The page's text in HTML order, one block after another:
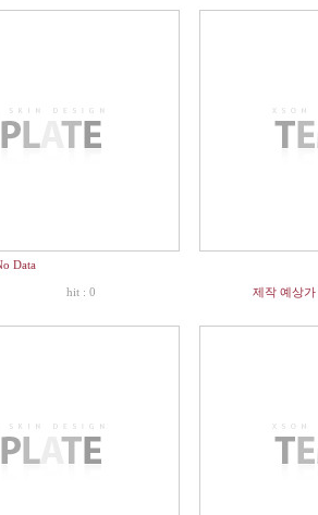
Data
hit : 0 제작 예상가